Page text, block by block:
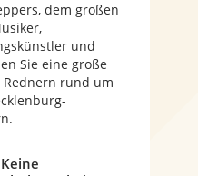
dem großen
und
Sie eine große
Rednern rund um